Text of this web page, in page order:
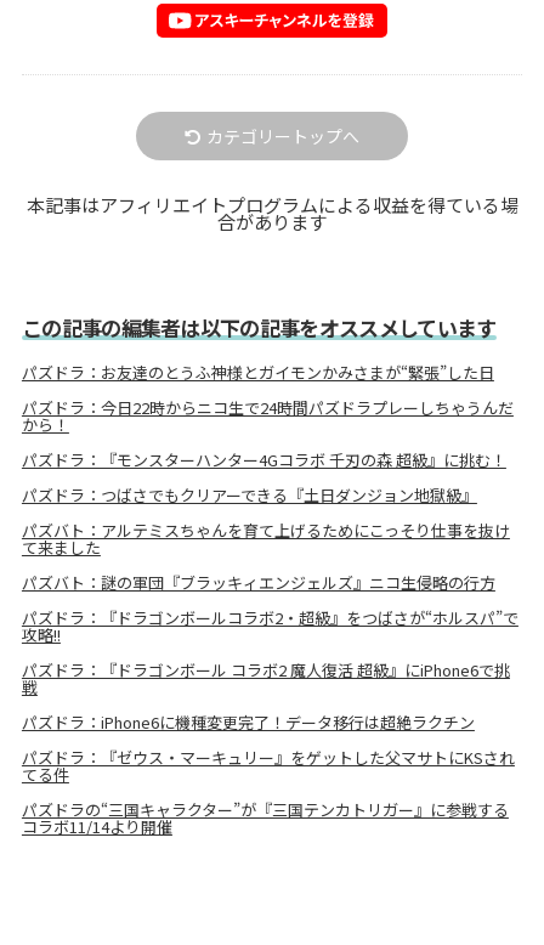
カテゴリートップへ
本記事はアフィリエイトプログラムによる収益を得ている場
合があります
この記事の編集者は以下の記事をオススメしています
パズドラ：お友達のとうふ神様とガイモンかみさまが“緊張”した日
パズドラ：今日22時からニコ生で24時間パズドラプレーしちゃうんだ
から！
パズドラ：『モンスターハンター4Gコラボ 千刃の森 超級』に挑む！
パズドラ：つばさでもクリアーできる『土日ダンジョン地獄級』
パズバト：アルテミスちゃんを育て上げるためにこっそり仕事を抜け
て来ました
パズバト：謎の軍団『ブラッキィエンジェルズ』ニコ生侵略の行方
パズドラ：『ドラゴンボールコラボ2・超級』をつばさが“ホルスパ”で
攻略!!
パズドラ：『ドラゴンボール コラボ2 魔人復活 超級』にiPhone6で挑
戦
パズドラ：iPhone6に機種変更完了！データ移行は超絶ラクチン
パズドラ：『ゼウス・マーキュリー』をゲットした父マサトにKSされ
てる件
パズドラの“三国キャラクター”が『三国テンカトリガー』に参戦する
コラボ11/14より開催